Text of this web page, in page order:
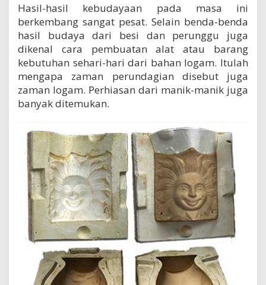
Hasil-hasil kebudayaan pada masa ini
berkembang sangat pesat. Selain benda-benda
hasil budaya dari besi dan perunggu juga
dikenal cara pembuatan alat atau barang
kebutuhan sehari-hari dari bahan logam. Itulah
mengapa zaman perundagian disebut juga
zaman logam. Perhiasan dari manik-manik juga
banyak ditemukan.